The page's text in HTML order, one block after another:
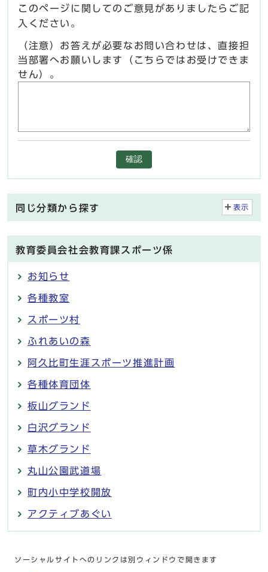
このページに関してのご意見がありましたらご記
入ください。
（注意）お答えが必要なお問い合わせは、直接担
当部署へお願いします（こちらではお受けできま
せん）。
確認
同じ分類から探す 表示
教育委員会社会教育課スポーツ係
お知らせ
各種教室
スポーツ村
ふれあいの森
阿久比町生涯スポーツ推進計画
各種体育団体
板山グランド
白沢グランド
草木グランド
丸山公園武道場
町内小中学校開放
アクティブあぐい
ソーシャルサイトへのリンクは別ウィンドウで開きます